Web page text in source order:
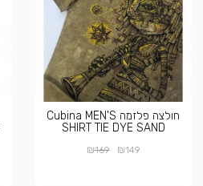
חולצה פלזמה Cubina MEN'S
SHIRT TIE DYE SAND
₪149
₪169